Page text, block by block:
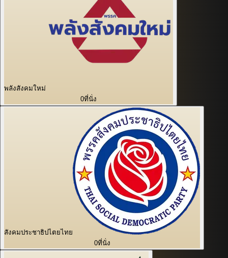
พลังสังคมใหม่
0ที่นั่ง
สังคมประชาธิปไตยไทย
0ที่นั่ง